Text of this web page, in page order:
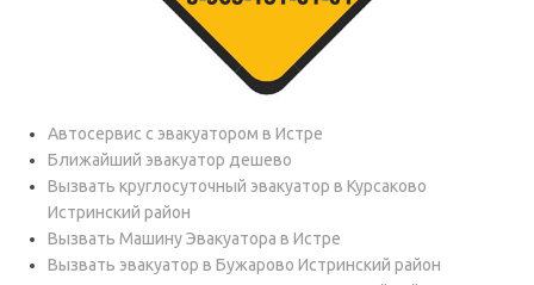
Автосервис с эвакуатором в Истре
Ближайший эвакуатор дешево
Вызвать круглосуточный эвакуатор в Курсаково
Истринский район
Вызвать Машину Эвакуатора в Истре
Вызвать эвакуатор в Бужарово Истринский район